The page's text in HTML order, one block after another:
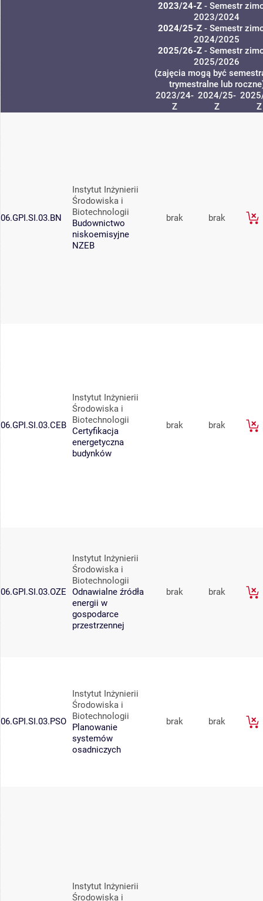
2023/24-Z - Semestr
2023/2024
2024/25-Z - Semestr
2024/2025
2025/26-Z - Semestr
2025/2026
(zajęcia mogą być
trymestralne lub
2023/24-
Z
2024/25-
Z
Z
06.GPI.SI.03.BN
Instytut Inżynierii
Środowiska i
Biotechnologii
Budownictwo
niskoemisyjne
NZEB
brak brak
06.GPI.SI.03.CEB
Instytut Inżynierii
Środowiska i
Biotechnologii
Certyfikacja
energetyczna
budynków
brak brak
06.GPI.SI.03.OZE
Instytut Inżynierii
Środowiska i
Biotechnologii
Odnawialne źródła
energii w
gospodarce
przestrzennej
brak brak
06.GPI.SI.03.PSO
Instytut Inżynierii
Środowiska i
Biotechnologii
Planowanie
systemów
osadniczych
brak brak
Instytut Inżynierii
Środowiska i